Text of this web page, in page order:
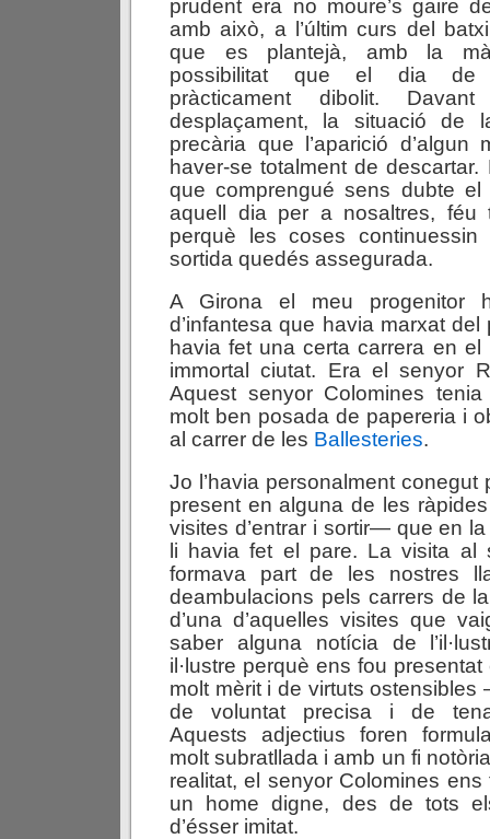
prudent era no moure’s gaire
amb això, a l’últim curs del
que es plantejà, amb la
possibilitat que el dia de
pràcticament dibolit.
desplaçament, la situació de
precària que l’aparició d’algun
haver-se totalment de
que comprengué sens dubte el
aquell dia per a nosaltres, féu
perquè les coses
sortida quedés assegurada.
A Girona el meu progenitor
d’infantesa que havia marxat
havia fet una certa carrera en
immortal ciutat. Era el senyor
Aquest senyor Colomines
molt ben posada de papereria i
al carrer de les Ballesteries.
Jo l’havia personalment conegut
present en alguna de les
visites d’entrar i sortir— que en
li havia fet el pare. La visita al
formava part de les nostres
deambulacions pels carrers de
d’una d’aquelles visites que
saber alguna notícia de
il·lustre perquè ens fou
molt mèrit i de virtuts
de voluntat precisa i de
Aquests adjectius foren
molt subratllada i amb un fi
realitat, el senyor Colomines
un home digne, des de tots
d’ésser imitat.